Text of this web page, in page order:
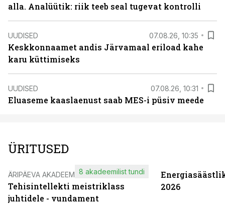
alla. Analüütik: riik teeb seal tugevat kontrolli
UUDISED 07.08.26, 10:35
Keskkonnaamet andis Järvamaal eriload kahe
karu küttimiseks
UUDISED 07.08.26, 10:31
Eluaseme kaaslaenust saab MES-i püsiv meede
ÜRITUSED
ÄRIPÄEVA AKADEEMIA
Tehisintellekti meistriklass
juhtidele - vundament
8 akadeemilist tundi
2026